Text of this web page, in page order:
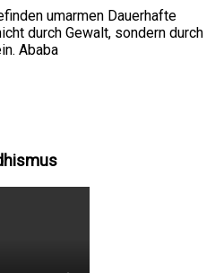
umarmen Dauerhafte
durch Gewalt, sondern durch
Ababa